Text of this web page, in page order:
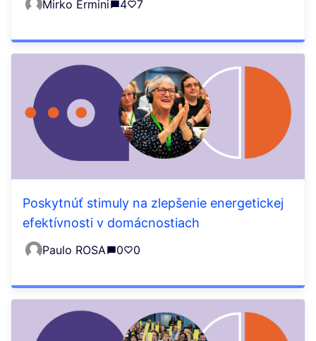
Mirko Ermini 4 7
Poskytnúť stimuly na zlepšenie energetickej
efektívnosti v domácnostiach
Paulo ROSA 0 0